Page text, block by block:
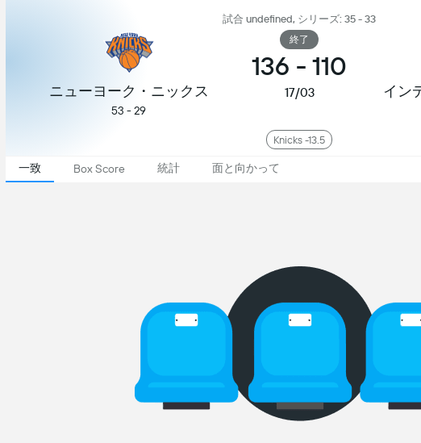
試合 undefined, シリーズ: 35 - 33
ニューヨーク・ニックス
53 - 29
終了
136 - 110
17/03 イン
Knicks -13.5
一致 Box Score 統計 面と向かって